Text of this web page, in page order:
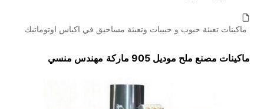
ماكينات تعبئة حبوب و حبيبات وتعبئة مساحيق في اكياس اوتوماتيك
ماكينات مصنع ملح موديل 905 ماركة مهندس منسي